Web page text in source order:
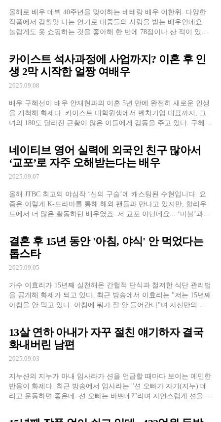
올해로 배우 데뷔 40주년을 맞이하는 베테랑 배우 이한위. 다양한
작품에서 감칠맛 나는 연기로 대중들의 사랑을 받는 배우인데요.
놀랍게도 옷 쇼핑하는 것을 좋아해 한 번에 78점이나 산 적이 있는
카이스트 석사과정에 사업까지? 이혼 후 인
생 2막 시작한 얼짱 여배우
2025.09.08
배우 구혜선이 배우 안재현과의 이혼 5년 만에 완전히 새로운 인생
을 개척해 화제다. 카이스트 대학원생에서 벤처기업 대표까지, 그
녀의 180도 달라진 근황이 많은 이들에게 감동을 주고 있다. 구혜선
이들에게 놀라움을 안겼다. 7월 2일
네이티브 영어 실력에 외국인 친구 많아서
‘교포’로 자주 오해받는다는 배우
2025.09.07
올해 JTBC 최고의 야심작 ‘신의 구술’에 캐스팅된 수현입니다. 요
즘은 이렇게 K-드라마를 통해 해외 팬들과 만나고 있지만, 할리우
드에서 더 많은 활동하던 배우였죠. 저 교포 아닌데요... ‘마블’과
외 인터뷰나 관련 예능에
결혼 후 15년 동안 '아침, 야식' 안 먹었다는
톱스타
2025.09.05
가수 이효리가 15년째 실천해온 간헐적 단식과 철저한 식단 관리법
을 공개해 화제가 되고 있다. 최근 방송에서 이효리는 "저는 15년째
아침을 안 먹고 있다. 아침에 뭐가 잘 안 들어간다"며 자신만의 식
다. 남편 이상순과 함께하는
13살 연하 아내가 자꾸 절친 얘기하자 결국
화내버린 남편
2025.09.03
지누션의 지누가 아내 임사라가 션을 언급할 때마다 보이는 예민한
반응이 화제다. 최근 방송에서 임사라는 "션 오빠가 자기(지누) 데
리고 운동하면 좋은데. 션 오빠는 바쁘데?"라며 자연스럽게 션을 언